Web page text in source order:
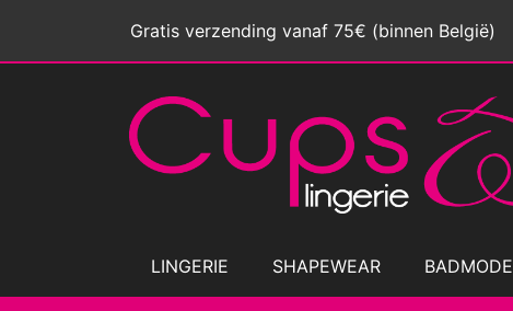
Gratis verzending vanaf 75€ (binnen België)
LINGERIE SHAPEWEAR BADMODE